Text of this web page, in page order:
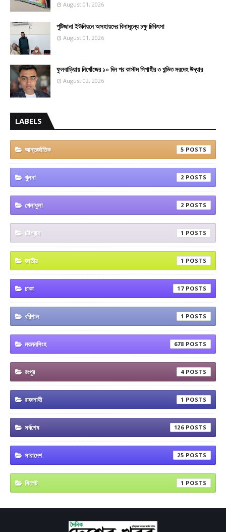
August 01, 2026
পুটিজানা ইউনিয়নে অসহায়দের বিনামূল্যে চক্ষু চিকিৎসা
August 01, 2026
ফুলবাড়িয়ায় নিখোঁজের ১০ দিন পর কাস্টম সিপাহীর ৩ খন্ডিত মরদেহ উদ্ধার
August 02, 2026
LABELS
আন্তর্জাতিক 5
খুলনা 2
খেলাধুলা 2
চট্টগ্রাম 1
জাতীয় 1
ঢাকা 17
বরিশাল 1
ময়মনসিংহ 678
রংপুর 4
রাজশাহী 1
সর্বশেষ 126
সারাদেশ 25
সিলেট 1